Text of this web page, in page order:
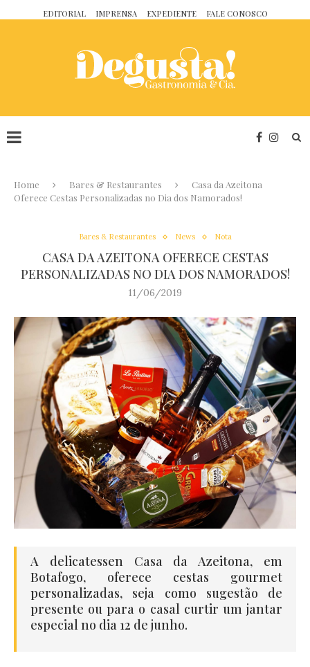
EDITORIAL IMPRENSA EXPEDIENTE FALE CONOSCO
Home Bares & Restaurantes
Casa da Azeitona
Oferece Cestas Personalizadas no Dia dos Namorados!
Bares & Restaurantes News Nota
CASA DA AZEITONA OFERECE CESTAS
PERSONALIZADAS NO DIA DOS NAMORADOS!
11/06/2019
A delicatessen Casa da Azeitona, em
Botafogo, oferece cestas gourmet
personalizadas, seja como sugestão de
presente ou para o casal curtir um jantar
especial no dia 12 de junho.